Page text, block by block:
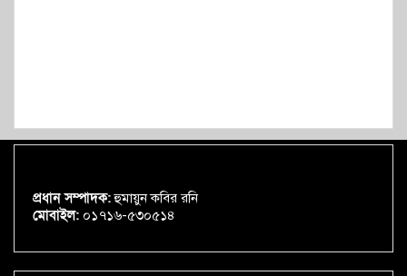
প্রধান সম্পাদক:হুমায়ুন কবির রনি
মোবাইল: ০১৭১৬-৫৩০৫১৪